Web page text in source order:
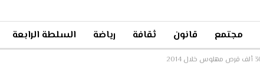
مجتمع قانون ثقافة رياضة السلطة الرابعة